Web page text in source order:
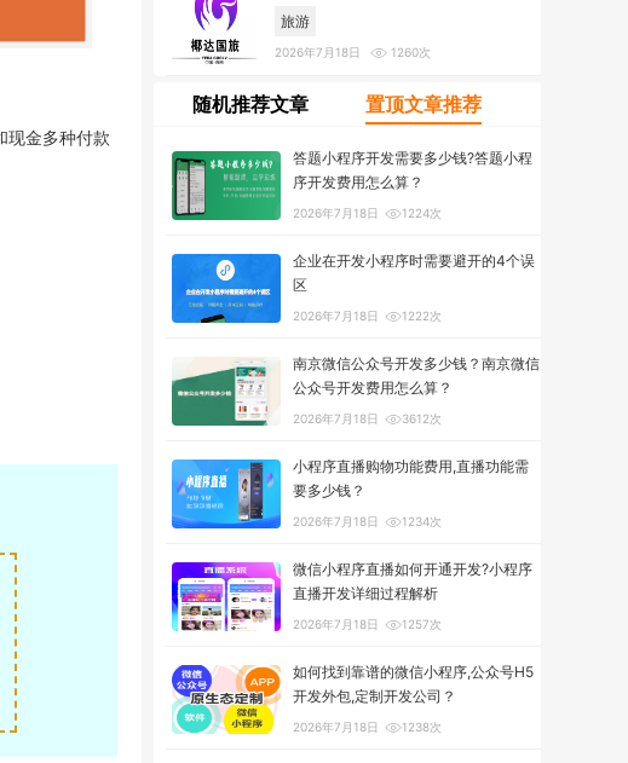
现金多种付款
旅游
2026年7月18日 1260次
随机推荐文章 置顶文章推荐
答题小程序开发需要多少钱?答题小程
序开发费用怎么算？
2026年7月18日 1224次
企业在开发小程序时需要避开的4个误
区
2026年7月18日 1222次
南京微信公众号开发多少钱？南京微信
公众号开发费用怎么算？
2026年7月18日 3612次
小程序直播购物功能费用,直播功能需
要多少钱？
2026年7月18日 1234次
微信小程序直播如何开通开发?小程序
直播开发详细过程解析
2026年7月18日 1257次
如何找到靠谱的微信小程序,公众号H5
开发外包,定制开发公司？
2026年7月18日 1238次